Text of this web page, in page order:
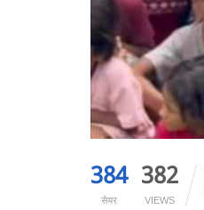
384
सेयर
382
VIEWS